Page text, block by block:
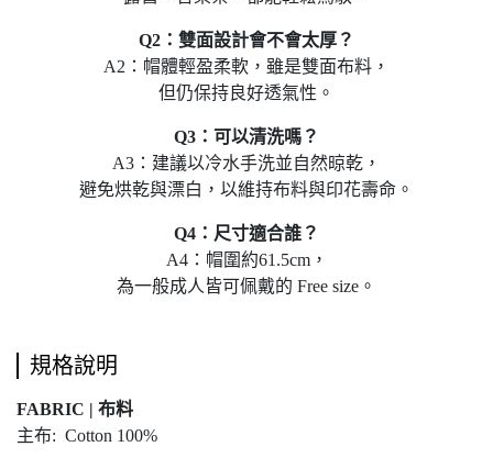
Q2：雙面設計會不會太厚？
A2：帽體輕盈柔軟，雖是雙面布料，
但仍保持良好透氣性。
Q3：可以清洗嗎？
A3：建議以冷水手洗並自然晾乾，
避免烘乾與漂白，以維持布料與印花壽命。
Q4：尺寸適合誰？
A4：帽圍約61.5cm，
為一般成人皆可佩戴的 Free size。
規格說明
FABRIC | 布料
主布: Cotton 100%